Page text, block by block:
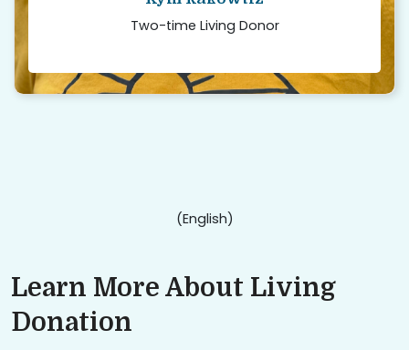
Two-time Living Donor
(English)
Learn More About Living
Donation